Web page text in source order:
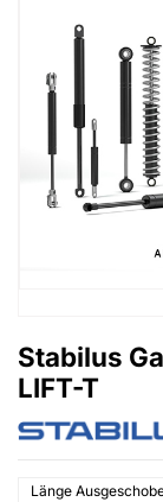
Stabilus
LIFT-T
Länge